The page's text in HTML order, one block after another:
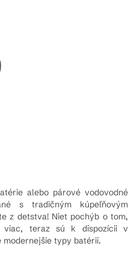
alebo párové vodovodné
s tradičným kúpeľňovým
z detstva! Niet pochýb o tom,
teraz sú k dispozícii v
typy batérií.